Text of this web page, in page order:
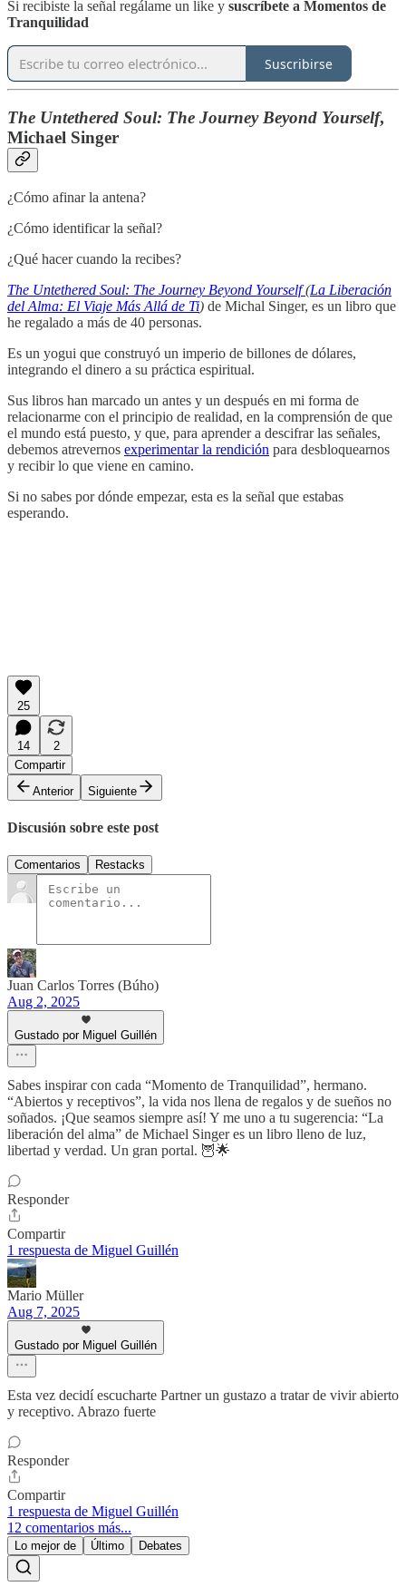
Si recibiste la señal regálame un like y suscríbete a Momentos de
Tranquilidad
Suscribirse
The Untethered Soul: The Journey Beyond Yourself,
Michael Singer
¿Cómo afinar la antena?
¿Cómo identificar la señal?
¿Qué hacer cuando la recibes?
The Untethered Soul: The Journey Beyond Yourself(La Liberación
del Alma: El Viaje Más Allá de Ti) de Michal Singer, es un libro que
he regalado a más de 40 personas.
Es un yogui que construyó un imperio de billones de dólares,
integrando el dinero a su práctica espiritual.
Sus libros han marcado un antes y un después en mi forma de
relacionarme con el principio de realidad, en la comprensión de que
el mundo está puesto, y que, para aprender a descifrar las señales,
debemos atrevernos experimentar la rendición para desbloquearnos
y recibir lo que viene en camino.
Si no sabes por dónde empezar, esta es la señal que estabas
esperando.
25
14
2
Compartir
Anterior
Siguiente
Discusión sobre este post
Comentarios Restacks
Juan Carlos Torres (Búho)
Aug 2, 2025
Gustado por Miguel Guillén
Sabes inspirar con cada “Momento de Tranquilidad”, hermano.
“Abiertos y receptivos”, la vida nos llena de regalos y de sueños no
soñados. ¡Que seamos siempre así! Y me uno a tu sugerencia: “La
liberación del alma” de Michael Singer es un libro lleno de luz,
libertad y verdad. Un gran portal. 🦉🌟
Responder
Compartir
1 respuesta de Miguel Guillén
Mario Müller
Aug 7, 2025
Gustado por Miguel Guillén
Esta vez decidí escucharte Partner un gustazo a tratar de vivir abierto
y receptivo. Abrazo fuerte
Responder
Compartir
1 respuesta de Miguel Guillén
12 comentarios más...
Lo mejor de Último Debates